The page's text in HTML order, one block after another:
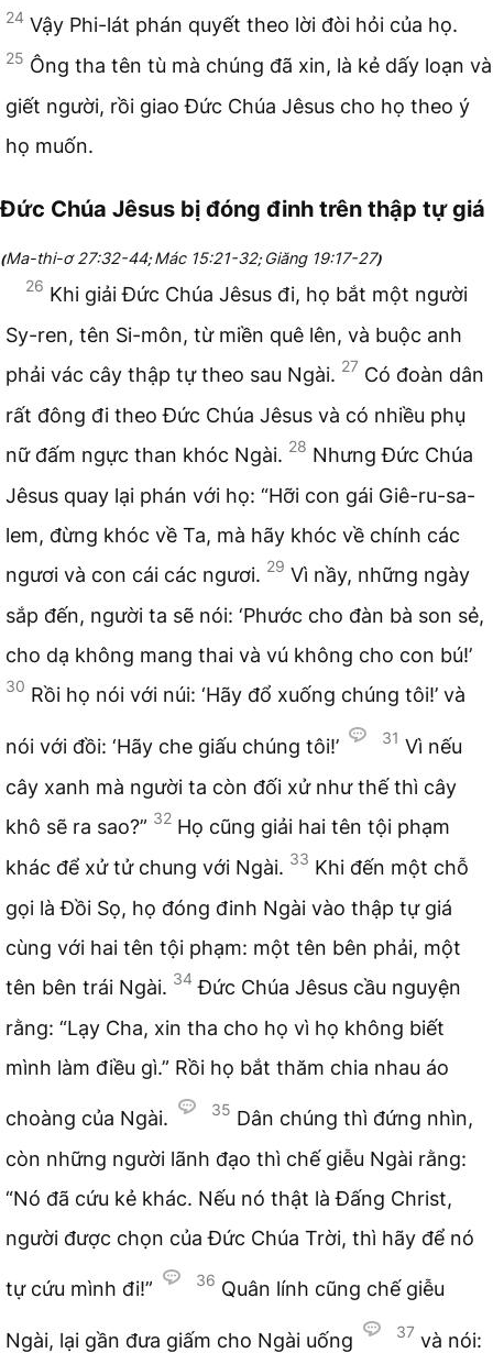
24 Vậy Phi-lát phán quyết theo lời đòi hỏi của họ.
25 Ông tha tên tù mà chúng đã xin, là kẻ dấy loạn và
giết người, rồi giao Đức Chúa Jêsus cho họ theo ý
họ muốn.
Đức Chúa Jêsus bị đóng đinh trên thập tự giá
(Ma-thi-ơ 27:32-44;Mác 15:21-32; Giăng 19:17-27)
26 Khi giải Đức Chúa Jêsus đi, họ bắt một người
Sy-ren, tên Si-môn, từ miền quê lên, và buộc anh
phải vác cây thập tự theo sau Ngài. 27 Có đoàn dân
rất đông đi theo Đức Chúa Jêsus và có nhiều phụ
nữ đấm ngực than khóc Ngài. 28 Nhưng Đức Chúa
Jêsus quay lại phán với họ: “Hỡi con gái Giê-ru-sa-
lem, đừng khóc về Ta, mà hãy khóc về chính các
ngươi và con cái các ngươi. 29 Vì nầy, những ngày
sắp đến, người ta sẽ nói: ‘Phước cho đàn bà son sẻ,
cho dạ không mang thai và vú không cho con bú!’
30 Rồi họ nói với núi: ‘Hãy đổ xuống chúng tôi!’ và
nói với đồi: ‘Hãy che giấu chúng tôi!’ 31 Vì nếu
cây xanh mà người ta còn đối xử như thế thì cây
khô sẽ ra sao?” 32 Họ cũng giải hai tên tội phạm
khác để xử tử chung với Ngài. 33 Khi đến một chỗ
gọi là Đồi Sọ, họ đóng đinh Ngài vào thập tự giá
cùng với hai tên tội phạm: một tên bên phải, một
tên bên trái Ngài. 34 Đức Chúa Jêsus cầu nguyện
rằng: “Lạy Cha, xin tha cho họ vì họ không biết
mình làm điều gì.” Rồi họ bắt thăm chia nhau áo
choàng của Ngài. 35 Dân chúng thì đứng nhìn,
còn những người lãnh đạo thì chế giễu Ngài rằng:
“Nó đã cứu kẻ khác. Nếu nó thật là Đấng Christ,
người được chọn của Đức Chúa Trời, thì hãy để nó
tự cứu mình đi!” 36 Quân lính cũng chế giễu
Ngài, lại gần đưa giấm cho Ngài uống 37 và nói: